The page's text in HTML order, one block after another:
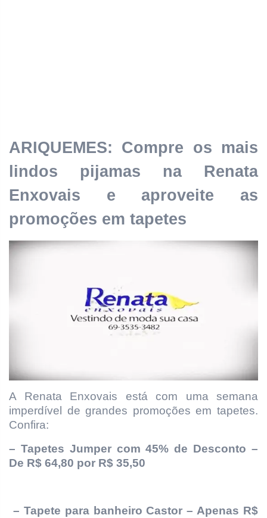
ARIQUEMES: Compre os mais
lindos pijamas na Renata
Enxovais e aproveite as
promoções em tapetes
A Renata Enxovais está com uma semana
imperdível de grandes promoções em tapetes.
Confira:
– Tapetes Jumper com 45% de Desconto –
De R$ 64,80 por R$ 35,50
– Tapete para banheiro Castor – Apenas R$